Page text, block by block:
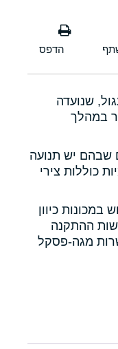
שנועדה
במהלך
שבהם יש תנועה
כוללות צירי
במכונות כיוון
ההתקנה
מגה-פסקל